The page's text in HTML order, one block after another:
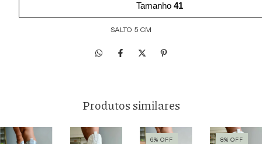
Tamanho 41
SALTO 5 CM
Produtos similares
6% OFF 8% OFF